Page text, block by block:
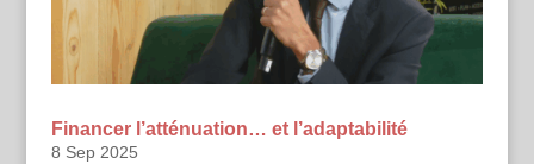
Financer l’atténuation… et l’adaptabilité
8 Sep 2025